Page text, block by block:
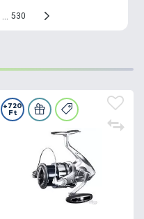
+720
Ft